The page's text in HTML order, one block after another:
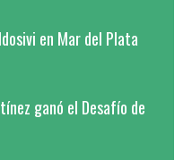
en Mar del Plata
ganó el Desafío de